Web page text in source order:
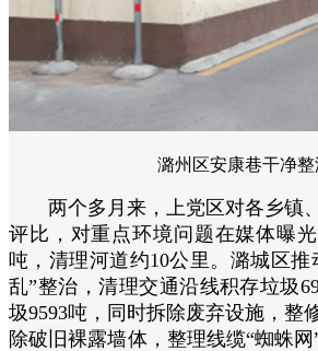
潞州区安康巷干净整
两个多月来，上党区对各乡镇
评比，对重点环境问题在媒体曝
吨，清理河道约10公里。潞城区推
乱”整治，清理交通沿线积存垃圾
圾9593吨，同时拆除废弃设施，整
除破旧裸露墙体，整理线缆“蜘蛛